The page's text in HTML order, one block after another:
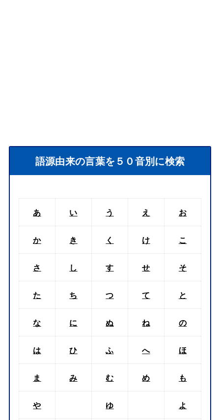
語源由来の言葉を５０音別に検索
あ い う え お
か き く け こ
さ し す せ そ
た ち つ て と
な に ぬ ね の
は ひ ふ へ ほ
ま み む め も
や ゆ よ